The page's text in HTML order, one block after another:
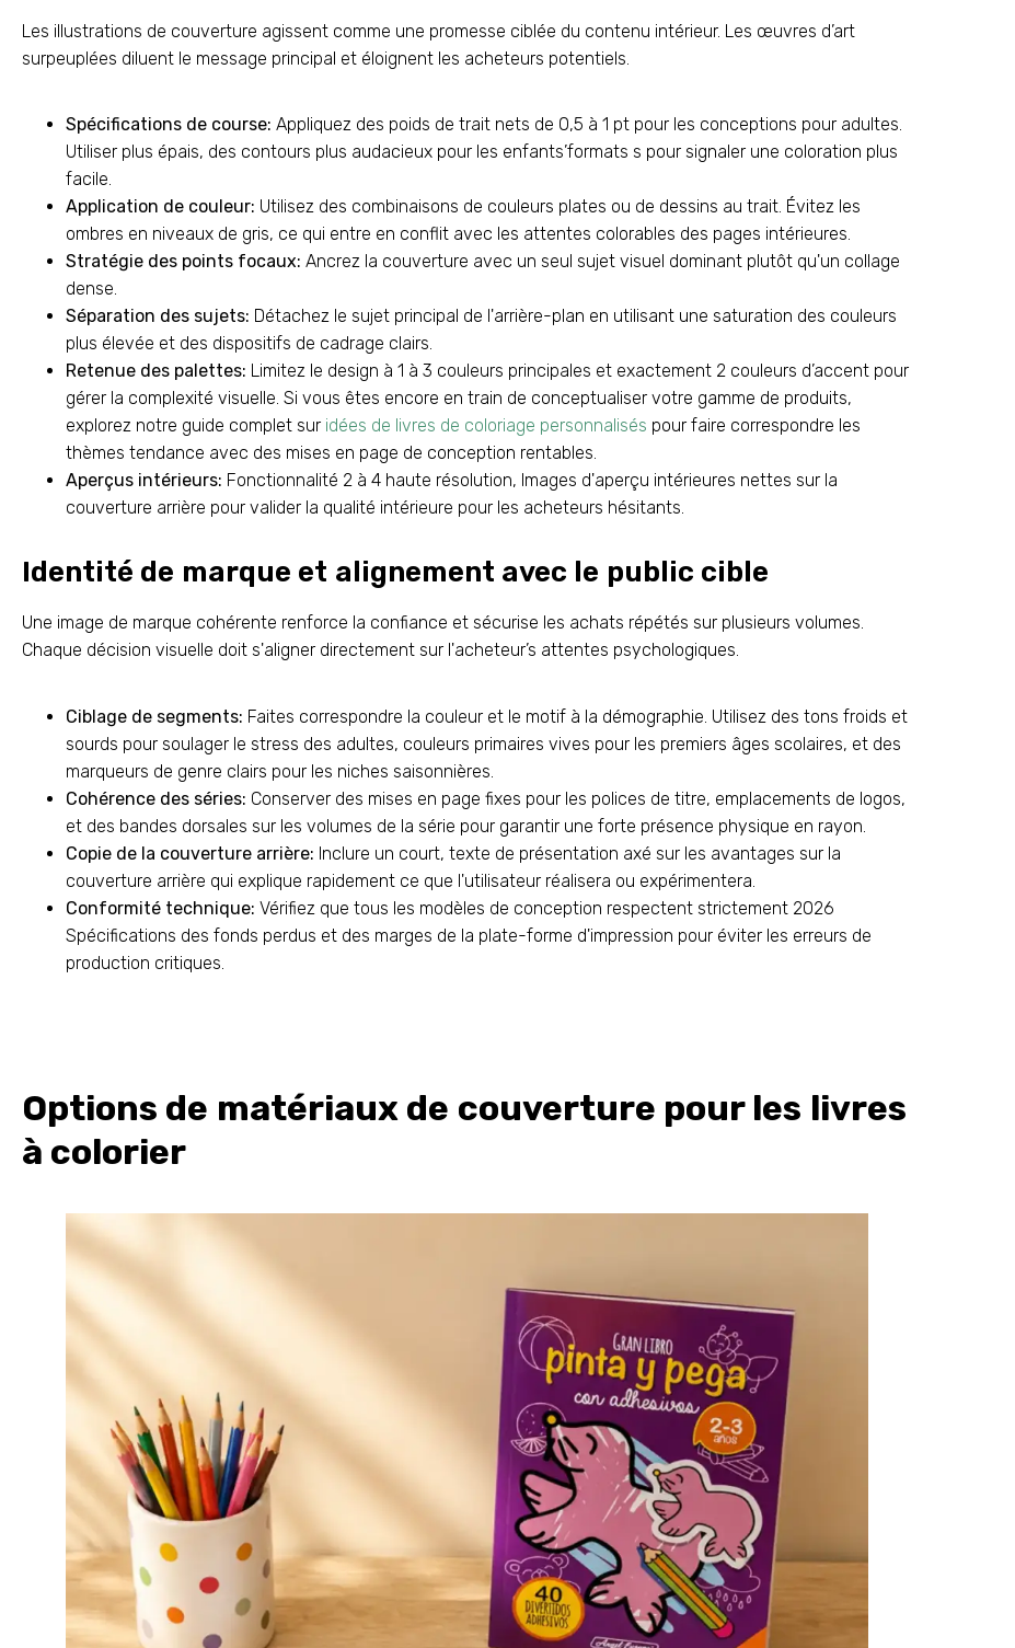
Les illustrations de couverture agissent comme une promesse ciblée du contenu intérieur. Les œuvres d’art
surpeuplées diluent le message principal et éloignent les acheteurs potentiels.
Spécifications de course: Appliquez des poids de trait nets de 0,5 à 1 pt pour les conceptions pour adultes.
Utiliser plus épais, des contours plus audacieux pour les enfants’formats s pour signaler une coloration plus
facile.
Application de couleur: Utilisez des combinaisons de couleurs plates ou de dessins au trait. Évitez les
ombres en niveaux de gris, ce qui entre en conflit avec les attentes colorables des pages intérieures.
Stratégie des points focaux: Ancrez la couverture avec un seul sujet visuel dominant plutôt qu'un collage
dense.
Séparation des sujets: Détachez le sujet principal de l'arrière-plan en utilisant une saturation des couleurs
plus élevée et des dispositifs de cadrage clairs.
Retenue des palettes: Limitez le design à 1 à 3 couleurs principales et exactement 2 couleurs d’accent pour
gérer la complexité visuelle. Si vous êtes encore en train de conceptualiser votre gamme de produits,
explorez notre guide complet sur idées de livres de coloriage personnalisés pour faire correspondre les
thèmes tendance avec des mises en page de conception rentables.
Aperçus intérieurs: Fonctionnalité 2 à 4 haute résolution, Images d'aperçu intérieures nettes sur la
couverture arrière pour valider la qualité intérieure pour les acheteurs hésitants.
Identité de marque et alignement avec le public cible
Une image de marque cohérente renforce la confiance et sécurise les achats répétés sur plusieurs volumes.
Chaque décision visuelle doit s'aligner directement sur l'acheteur’s attentes psychologiques.
Ciblage de segments: Faites correspondre la couleur et le motif à la démographie. Utilisez des tons froids et
sourds pour soulager le stress des adultes, couleurs primaires vives pour les premiers âges scolaires, et des
marqueurs de genre clairs pour les niches saisonnières.
Cohérence des séries: Conserver des mises en page fixes pour les polices de titre, emplacements de logos,
et des bandes dorsales sur les volumes de la série pour garantir une forte présence physique en rayon.
Copie de la couverture arrière: Inclure un court, texte de présentation axé sur les avantages sur la
couverture arrière qui explique rapidement ce que l'utilisateur réalisera ou expérimentera.
Conformité technique: Vérifiez que tous les modèles de conception respectent strictement 2026
Spécifications des fonds perdus et des marges de la plate-forme d'impression pour éviter les erreurs de
production critiques.
Options de matériaux de couverture pour les livres
à colorier